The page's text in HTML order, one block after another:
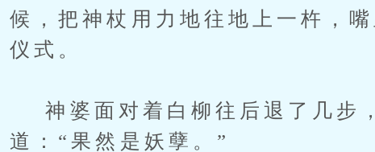
候，把神杖用力地往地上一杵，
仪式。
神婆面对着白柳往后退了几步
道：“果然是妖孽。”